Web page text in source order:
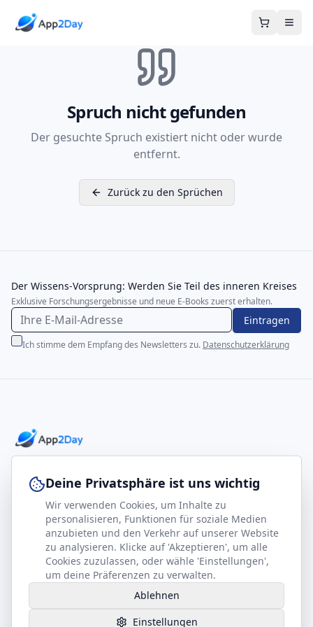
Spruch nicht gefunden
Der gesuchte Spruch existiert nicht oder wurde
entfernt.
Zurück zu den Sprüchen
Der Wissens-Vorsprung: Werden Sie Teil des inneren Kreises
Exklusive Forschungsergebnisse und neue E-Books zuerst erhalten.
Eintragen
Ich stimme dem Empfang des Newsletters zu. Datenschutzerklärung
footer.company
Kontakt
Partner werden
Gesundheits-Kompass
Rechtliches
Impressum
Datenschutz
AGB
Deine Privatsphäre ist uns wichtig
Wir verwenden Cookies, um Inhalte zu
personalisieren, Funktionen für soziale Medien
anzubieten und den Verkehr auf unserer Website
zu analysieren. Klicke auf 'Akzeptieren', um alle
Cookies zuzulassen, oder wähle 'Einstellungen',
um deine Präferenzen zu verwalten.
Ablehnen
Einstellungen
Hilfe benötigt?